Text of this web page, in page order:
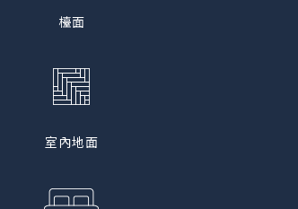
檯面
室內地面